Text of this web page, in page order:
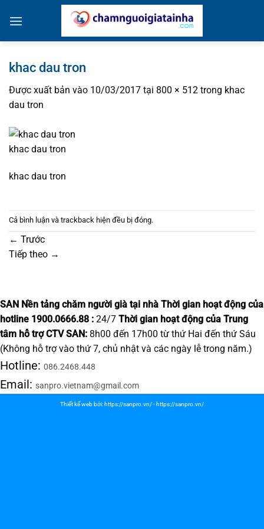
qua
khac dau tron
Được xuất bản vào 10/03/2017 tại 800 × 512 trong khac
dau tron
khac dau tron
khac dau tron
Cả bình luận và trackback hiện đều bị đóng.
← Trước
Tiếp theo →
SAN Nền tảng chăm người già tại nhà Thời gian hoạt động của
hotline 1900.0666.88 : 24/7 Thời gian hoạt động của Trung
tâm hỗ trợ CTV SAN: 8h00 đến 17h00 từ thứ Hai đến thứ Sáu
(Không hỗ trợ vào thứ 7, chủ nhật và các ngày lễ trong năm.)
Hotline: 086.2468.448
Email: sanpro.vietnam@gmail.com
Thiết kế web bởi: https://sanpro.vn/- https://sanpro.vn/